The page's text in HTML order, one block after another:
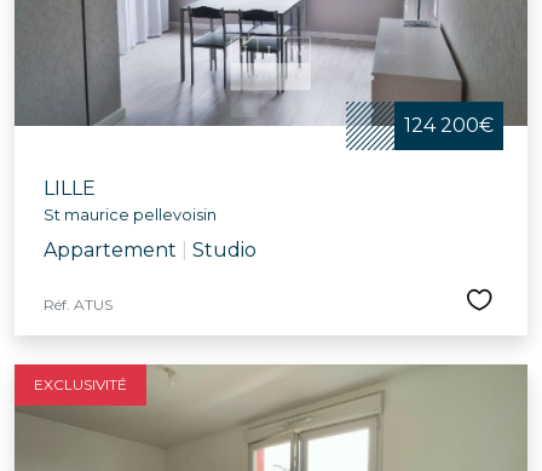
124 200€
LILLE
St maurice pellevoisin
Appartement Studio
Réf. ATUS
EXCLUSIVITÉ